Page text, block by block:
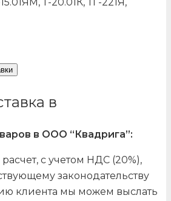
в
в ООО “Квадрига”:
с учетом НДС (20%),
законодательству
клиента мы можем выслать